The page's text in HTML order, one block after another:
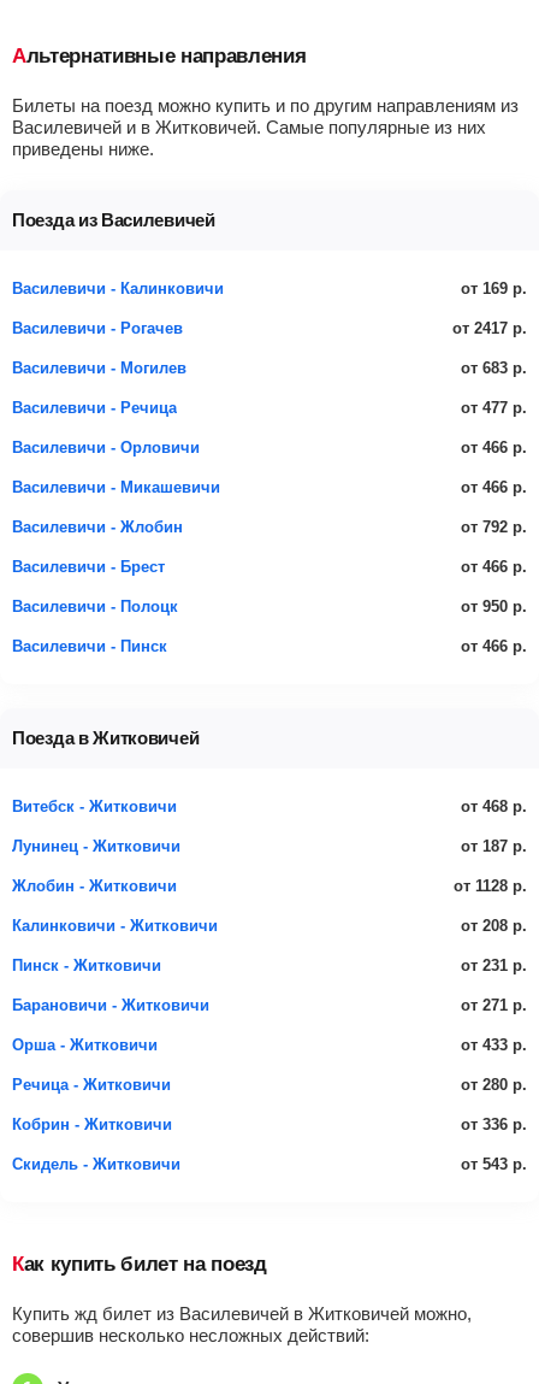
Альтернативные направления
Билеты на поезд можно купить и по другим направлениям из
Василевичей и в Житковичей. Самые популярные из них
приведены ниже.
Поезда из Василевичей
Василевичи - Калинковичи от 169 р.
Василевичи - Рогачев от 2417 р.
Василевичи - Могилев от 683 р.
Василевичи - Речица от 477 р.
Василевичи - Орловичи от 466 р.
Василевичи - Микашевичи от 466 р.
Василевичи - Жлобин от 792 р.
Василевичи - Брест от 466 р.
Василевичи - Полоцк от 950 р.
Василевичи - Пинск от 466 р.
Поезда в Житковичей
Витебск - Житковичи от 468 р.
Лунинец - Житковичи от 187 р.
Жлобин - Житковичи от 1128 р.
Калинковичи - Житковичи от 208 р.
Пинск - Житковичи от 231 р.
Барановичи - Житковичи от 271 р.
Орша - Житковичи от 433 р.
Речица - Житковичи от 280 р.
Кобрин - Житковичи от 336 р.
Скидель - Житковичи от 543 р.
Как купить билет на поезд
Купить жд билет из Василевичей в Житковичей можно,
совершив несколько несложных действий: